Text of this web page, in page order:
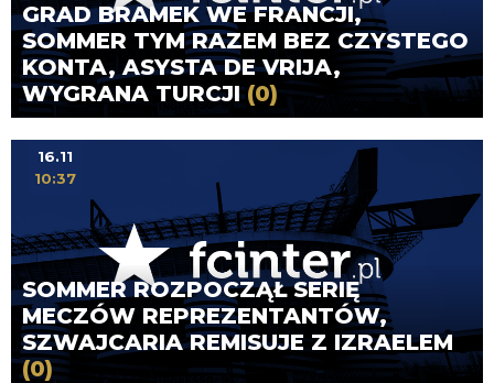
GRAD BRAMEK WE FRANCJI,
SOMMER TYM RAZEM BEZ CZYSTEGO
KONTA, ASYSTA DE VRIJA,
WYGRANA TURCJI(0)
SOMMER ROZPOCZĄŁ SERIĘ
MECZÓW REPREZENTANTÓW,
SZWAJCARIA REMISUJE Z IZRAELEM
(0)
16.11
10:37